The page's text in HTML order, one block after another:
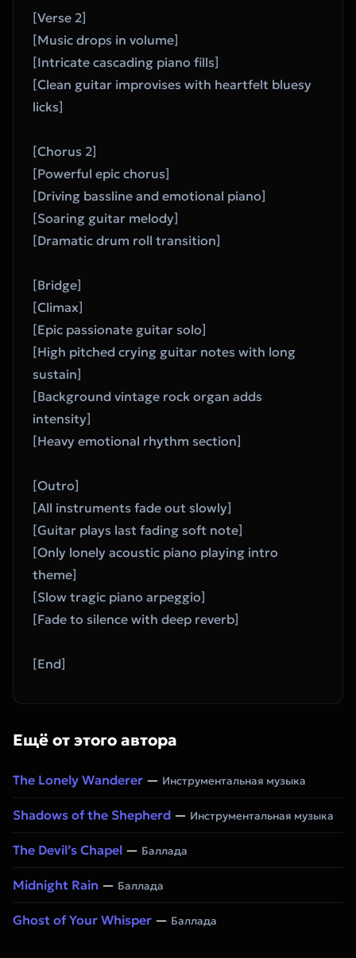
[Verse 2]
[Music drops in volume]
[Intricate cascading piano fills]
[Clean guitar improvises with heartfelt bluesy
licks]
[Chorus 2]
[Powerful epic chorus]
[Driving bassline and emotional piano]
[Soaring guitar melody]
[Dramatic drum roll transition]
[Bridge]
[Climax]
[Epic passionate guitar solo]
[High pitched crying guitar notes with long
sustain]
[Background vintage rock organ adds
intensity]
[Heavy emotional rhythm section]
[Outro]
[All instruments fade out slowly]
[Guitar plays last fading soft note]
[Only lonely acoustic piano playing intro
theme]
[Slow tragic piano arpeggio]
[Fade to silence with deep reverb]
[End]
Ещё от этого автора
The Lonely Wanderer — Инструментальная музыка
Shadows of the Shepherd — Инструментальная музыка
The Devil’s Chapel — Баллада
Midnight Rain — Баллада
Ghost of Your Whisper — Баллада